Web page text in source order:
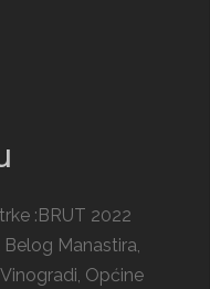
:BRUT 2022
Belog Manastira,
Općine